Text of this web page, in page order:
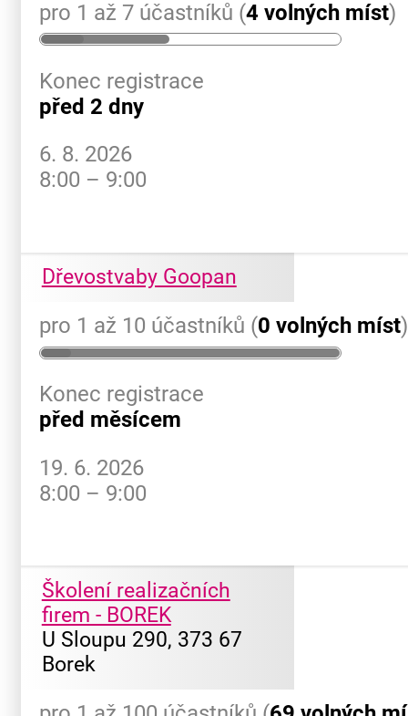
pro 1 až 7 účastníků (4 volných míst)
Konec registrace
před 2 dny
6. 8. 2026
8:00 – 9:00
Dřevostvaby Goopan
pro 1 až 10 účastníků (0 volných míst)
Konec registrace
před měsícem
19. 6. 2026
8:00 – 9:00
Školení realizačních
firem - BOREK
U Sloupu 290, 373 67
Borek